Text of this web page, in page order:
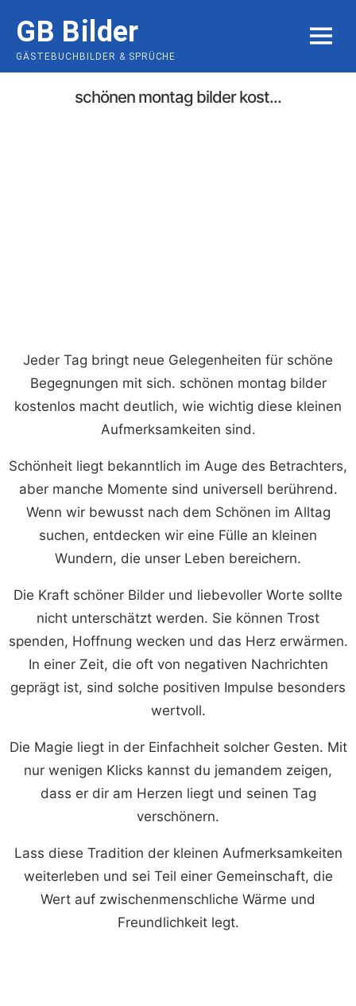
content
GB Bilder
GÄSTEBUCHBILDER & SPRÜCHE
MENU
schönen montag bilder kost...
Jeder Tag bringt neue Gelegenheiten für schöne
Begegnungen mit sich. schönen montag bilder
kostenlos macht deutlich, wie wichtig diese kleinen
Aufmerksamkeiten sind.
Schönheit liegt bekanntlich im Auge des Betrachters,
aber manche Momente sind universell berührend.
Wenn wir bewusst nach dem Schönen im Alltag
suchen, entdecken wir eine Fülle an kleinen
Wundern, die unser Leben bereichern.
Die Kraft schöner Bilder und liebevoller Worte sollte
nicht unterschätzt werden. Sie können Trost
spenden, Hoffnung wecken und das Herz erwärmen.
In einer Zeit, die oft von negativen Nachrichten
geprägt ist, sind solche positiven Impulse besonders
wertvoll.
Die Magie liegt in der Einfachheit solcher Gesten. Mit
nur wenigen Klicks kannst du jemandem zeigen,
dass er dir am Herzen liegt und seinen Tag
verschönern.
Lass diese Tradition der kleinen Aufmerksamkeiten
weiterleben und sei Teil einer Gemeinschaft, die
Wert auf zwischenmenschliche Wärme und
Freundlichkeit legt.